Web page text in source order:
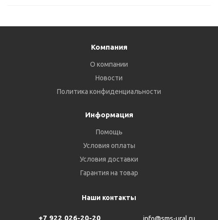
Компания
О компании
Новости
Политика конфиденциальности
Информация
Помощь
Условия оплаты
Условия доставки
Гарантия на товар
Наши контакты
+7 922 026-20-20